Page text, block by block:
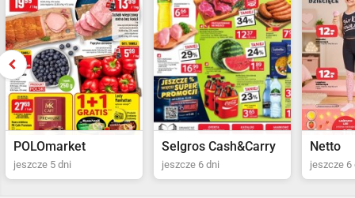
Selgros Cash&Carry
jeszcze 6 dni
Netto
jeszcze 6 dni jeszcze 5